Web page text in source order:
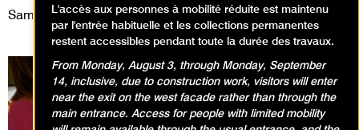
Samedi 4 mai 2024
L'accès aux personnes à mobilité réduite est maintenu
par l'entrée habituelle et les collections permanentes
restent accessibles pendant toute la durée des travaux.
From Monday, August 3, through Monday, September
14, inclusive, due to construction work, visitors will enter
near the exit on the west facade rather than through the
main entrance. Access for people with limited mobility